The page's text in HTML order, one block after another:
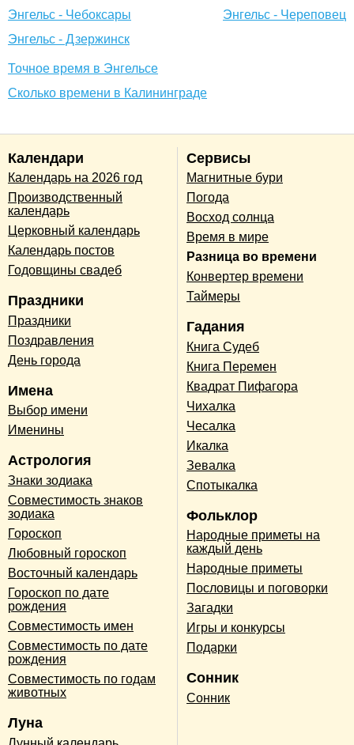
Энгельс - Чебоксары
Энгельс - Череповец
Энгельс - Дзержинск
Точное время в Энгельсе
Сколько времени в Калининграде
Календари
Календарь на 2026 год
Производственный
календарь
Церковный календарь
Календарь постов
Годовщины свадеб
Праздники
Праздники
Поздравления
День города
Имена
Выбор имени
Именины
Астрология
Знаки зодиака
Совместимость знаков
зодиака
Гороскоп
Любовный гороскоп
Восточный календарь
Гороскоп по дате
рождения
Совместимость имен
Совместимость по дате
рождения
Совместимость по годам
животных
Луна
Сервисы
Магнитные бури
Погода
Восход солнца
Время в мире
Разница во времени
Конвертер времени
Таймеры
Гадания
Книга Судеб
Книга Перемен
Квадрат Пифагора
Чихалка
Чесалка
Икалка
Зевалка
Спотыкалка
Фольклор
Народные приметы на
каждый день
Народные приметы
Пословицы и поговорки
Загадки
Игры и конкурсы
Подарки
Сонник
Сонник